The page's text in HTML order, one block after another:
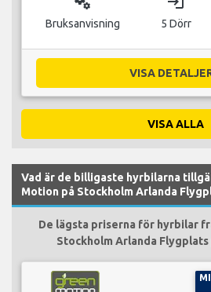
Bruksanvisning 5 Dörr
VISA
VISA ALLA
Vad är de billigaste hyrbilarna
Motion på Stockholm Arlanda
De lägsta priserna för hyrbilar
Stockholm Arlanda